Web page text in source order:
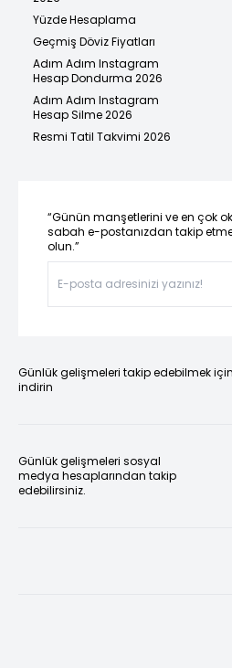
Yüzde Hesaplama
Geçmiş Döviz Fiyatları
Adım Adım Instagram
Hesap Dondurma 2026
Adım Adım Instagram
Hesap Silme 2026
Resmi Tatil Takvimi 2026
“Günün manşetlerini ve en çok
sabah e-postanızdan takip
olun.”
Günlük gelişmeleri takip edebilmek
indirin
Günlük gelişmeleri sosyal
medya hesaplarından takip
edebilirsiniz.